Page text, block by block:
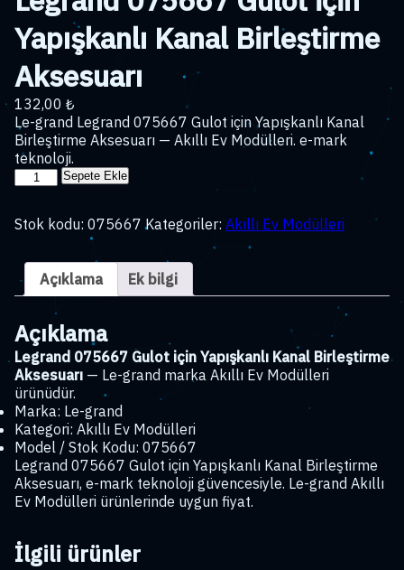
Yapışkanlı Kanal Birleştirme
Aksesuarı
132,00 ₺
Le-grand Legrand 075667 Gulot için Yapışkanlı Kanal
Birleştirme Aksesuarı — Akıllı Ev Modülleri. e-mark
teknoloji.
Legrand
için
Kanal
Birleştirme
Aksesuarı
Sepete Ekle
Stok kodu: 075667 Kategoriler: Akıllı Ev Modülleri
Açıklama Ek bilgi
Açıklama
Legrand 075667 Gulot için Yapışkanlı Kanal Birleştirme
Aksesuarı — Le-grand marka Akıllı Ev Modülleri
ürünüdür.
Marka: Le-grand
Kategori: Akıllı Ev Modülleri
Model / Stok Kodu: 075667
Legrand 075667 Gulot için Yapışkanlı Kanal Birleştirme
Aksesuarı, e-mark teknoloji güvencesiyle. Le-grand Akıllı
Ev Modülleri ürünlerinde uygun fiyat.
İlgili ürünler